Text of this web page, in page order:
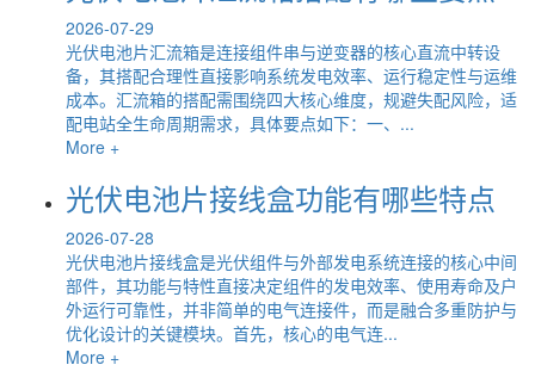
2026-07-29
光伏电池片汇流箱是连接组件串与逆变器的核心直流中转设
备，其搭配合理性直接影响系统发电效率、运行稳定性与运维
成本。汇流箱的搭配需围绕四大核心维度，规避失配风险，适
配电站全生命周期需求，具体要点如下：一、...
More +
光伏电池片接线盒功能有哪些特点
2026-07-28
光伏电池片接线盒是光伏组件与外部发电系统连接的核心中间
部件，其功能与特性直接决定组件的发电效率、使用寿命及户
外运行可靠性，并非简单的电气连接件，而是融合多重防护与
优化设计的关键模块。首先，核心的电气连...
More +